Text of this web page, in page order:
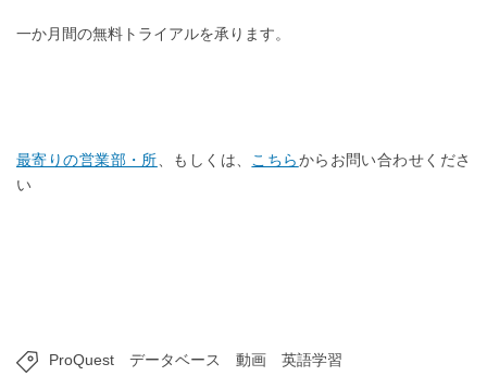
一か月間の無料トライアルを承ります。
最寄りの営業部・所 、もしくは、 こちらからお問い合わせくださ
い
ProQuest データベース 動画 英語学習